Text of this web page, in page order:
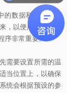
数据和参数的部
，以便用户日后进
非常重要。
需要设置所需的温
当位置上，以确保
统会根据预设的参